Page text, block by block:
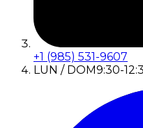
+1 (985) 531-9607
LUN / DOM9:30-